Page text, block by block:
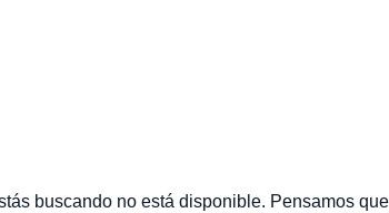
buscando no está disponible. Pensamos